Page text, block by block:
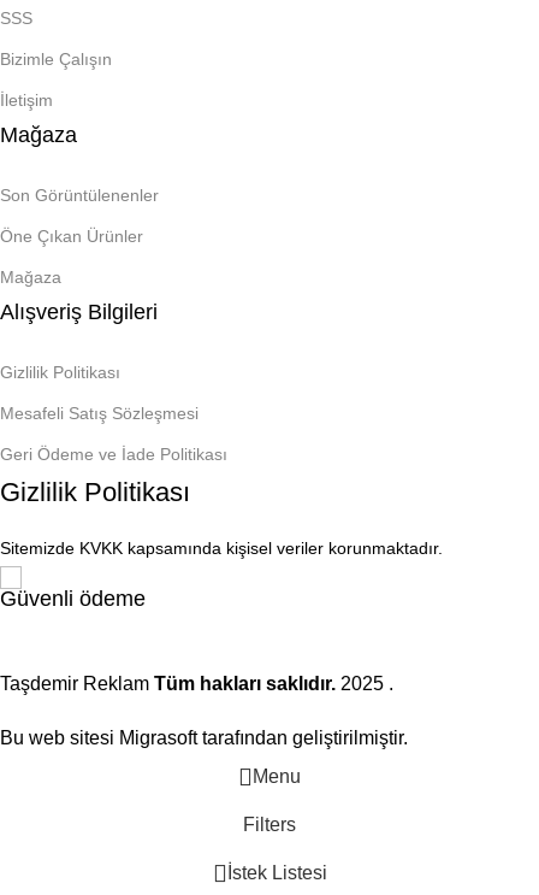
SSS
Bizimle Çalışın
İletişim
Mağaza
Son Görüntülenenler
Öne Çıkan Ürünler
Mağaza
Alışveriş Bilgileri
Gizlilik Politikası
Mesafeli Satış Sözleşmesi
Geri Ödeme ve İade Politikası
Gizlilik Politikası
Sitemizde KVKK kapsamında kişisel veriler korunmaktadır.
Güvenli ödeme
Taşdemir Reklam Tüm hakları saklıdır. 2025 .
Bu web sitesi Migrasoft tarafından geliştirilmiştir.
Menu
Filters
İstek Listesi